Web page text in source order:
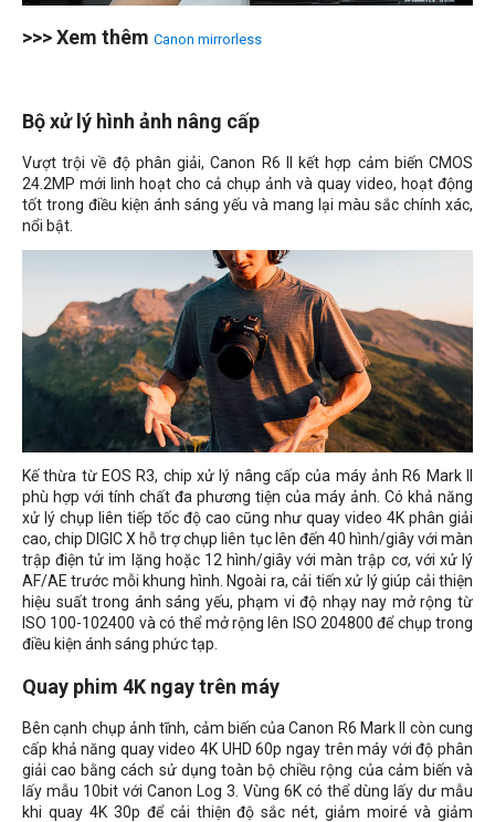
>>> Xem thêm Canon mirrorless
Bộ xử lý hình ảnh nâng cấp
Vượt trội về độ phân giải, Canon R6 II kết hợp cảm biến CMOS
24.2MP mới linh hoạt cho cả chụp ảnh và quay video, hoạt động
tốt trong điều kiện ánh sáng yếu và mang lại màu sắc chính xác,
nổi bật.
Kế thừa từ EOS R3, chip xử lý nâng cấp của máy ảnh R6 Mark II
phù hợp với tính chất đa phương tiện của máy ảnh. Có khả năng
xử lý chụp liên tiếp tốc độ cao cũng như quay video 4K phân giải
cao, chip DIGIC X hỗ trợ chụp liên tục lên đến 40 hình/giây với màn
trập điện tử im lặng hoặc 12 hình/giây với màn trập cơ, với xử lý
AF/AE trước mỗi khung hình. Ngoài ra, cải tiến xử lý giúp cải thiện
hiệu suất trong ánh sáng yếu, phạm vi độ nhạy nay mở rộng từ
ISO 100-102400 và có thể mở rộng lên ISO 204800 để chụp trong
điều kiện ánh sáng phức tạp.
Quay phim 4K ngay trên máy
Bên cạnh chụp ảnh tĩnh, cảm biến của Canon R6 Mark II còn cung
cấp khả năng quay video 4K UHD 60p ngay trên máy với độ phân
giải cao bằng cách sử dụng toàn bộ chiều rộng của cảm biến và
lấy mẫu 10bit với Canon Log 3. Vùng 6K có thể dùng lấy dư mẫu
khi quay 4K 30p để cải thiện độ sắc nét, giảm moiré và giảm